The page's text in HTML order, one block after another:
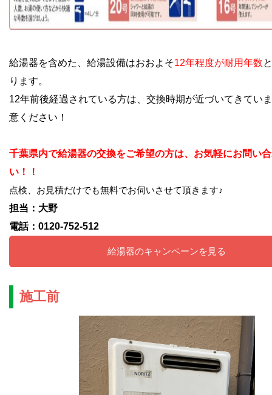
給湯器を含めた、給湯設備はおおよそ12年程度が耐用年数
ります。
12年前後経過されている方は、交換時期が近づいてきてい
意ください！
千葉県内で給湯器の交換をご希望の方は、お気軽にお問い
い！！
点検、お見積だけでも無料でお伺いさせて頂きます♪
担当：大野
電話：0120-752-512
給湯器のキャンペーンを見る
施工前